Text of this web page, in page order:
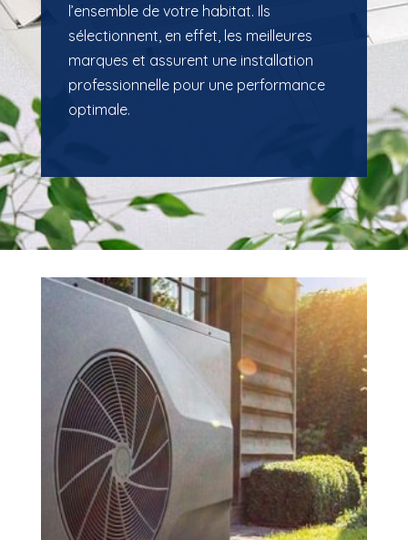
l’ensemble de votre habitat. Ils
sélectionnent, en effet, les meilleures
marques et assurent une installation
professionnelle pour une performance
optimale.